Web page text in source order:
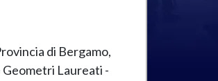
di Bergamo,
Laureati -